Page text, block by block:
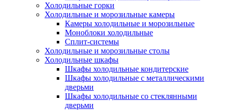
Холодильные горки
Холодильные и морозильные камеры
Камеры холодильные и морозильные
Моноблоки холодильные
Сплит-системы
Холодильные и морозильные столы
Холодильные шкафы
Шкафы холодильные кондитерские
Шкафы холодильные с металлическими
дверьми
Шкафы холодильные со стеклянными
дверьми